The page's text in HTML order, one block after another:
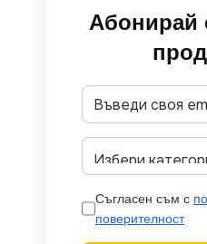
Абонирай
Съгласен съм с
поверителност